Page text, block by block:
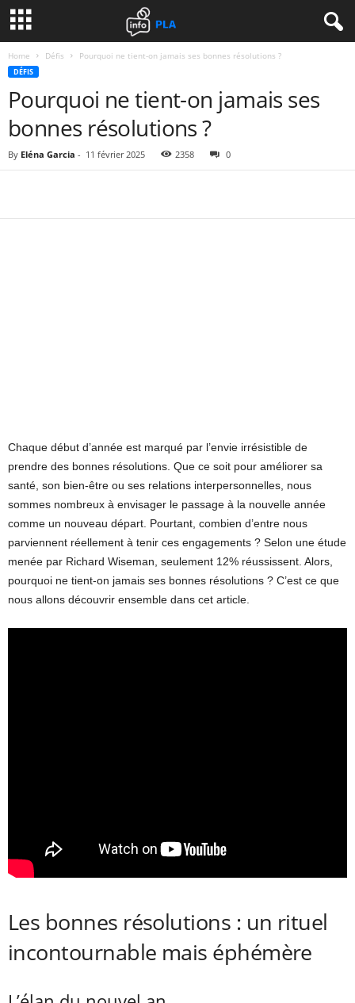
Home Défis Pourquoi ne tient-on jamais ses bonnes résolutions ?
DÉFIS
Pourquoi ne tient-on jamais ses
bonnes résolutions ?
By Eléna Garcia - 11 février 2025 2358 0
Chaque début d’année est marqué par l’envie irrésistible de
prendre des bonnes résolutions. Que ce soit pour améliorer sa
santé, son bien-être ou ses relations interpersonnelles, nous
sommes nombreux à envisager le passage à la nouvelle année
comme un nouveau départ. Pourtant, combien d’entre nous
parviennent réellement à tenir ces engagements ? Selon une étude
menée par Richard Wiseman, seulement 12% réussissent. Alors,
pourquoi ne tient-on jamais ses bonnes résolutions ? C’est ce que
nous allons découvrir ensemble dans cet article.
Les bonnes résolutions : un rituel
incontournable mais éphémère